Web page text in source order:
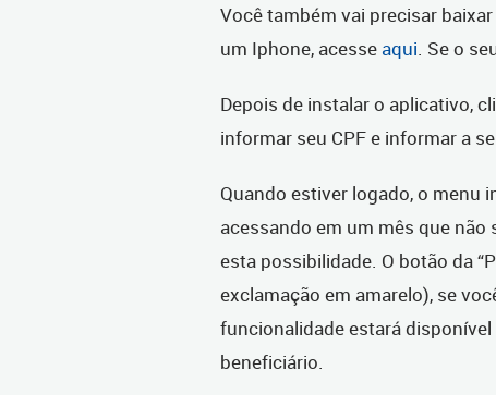
Você também vai precisar
um Iphone, acesse aqui. Se o
Depois de instalar o aplicativo,
informar seu CPF e informar a
Quando estiver logado, o menu
acessando em um mês que
esta possibilidade. O botão da
exclamação em amarelo), se
funcionalidade estará
beneficiário.